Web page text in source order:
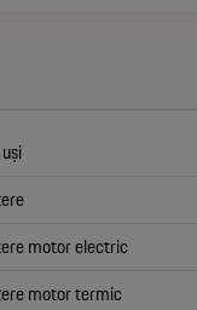
motor electric
motor termic